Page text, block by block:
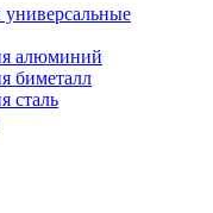
алюминий
биметалл
сталь